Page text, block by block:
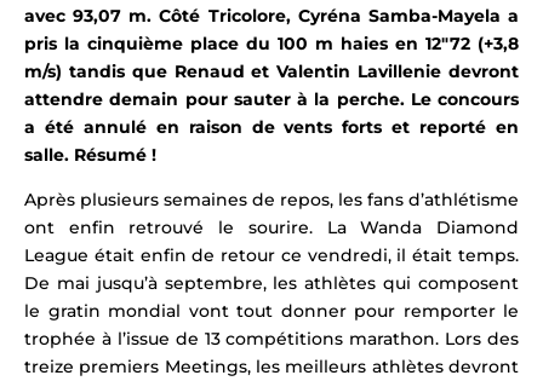
avec 93,07 m. Côté Tricolore, Cyréna Samba-Mayela a
pris la cinquième place du 100 m haies en 12″72 (+3,8
m/s) tandis que Renaud et Valentin Lavillenie devront
attendre demain pour sauter à la perche. Le concours
a été annulé en raison de vents forts et reporté en
salle. Résumé !
Après plusieurs semaines de repos, les fans d’athlétisme
ont enfin retrouvé le sourire. La Wanda Diamond
League était enfin de retour ce vendredi, il était temps.
De mai jusqu’à septembre, les athlètes qui composent
le gratin mondial vont tout donner pour remporter le
trophée à l’issue de 13 compétitions marathon. Lors des
treize premiers Meetings, les meilleurs athlètes devront